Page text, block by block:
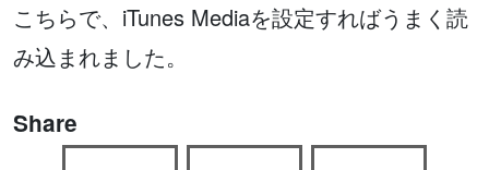
こちらで、iTunes Mediaを設定すればうまく読
み込まれました。
Share